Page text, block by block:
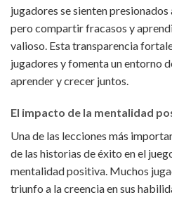
jugadores se sienten
pero compartir fracasos y
valioso. Esta transparencia
jugadores y fomenta un entorno
aprender y crecer juntos.
El impacto de la mentalidad
Una de las lecciones más
de las historias de éxito en el
mentalidad positiva. Muchos
triunfo a la creencia en sus